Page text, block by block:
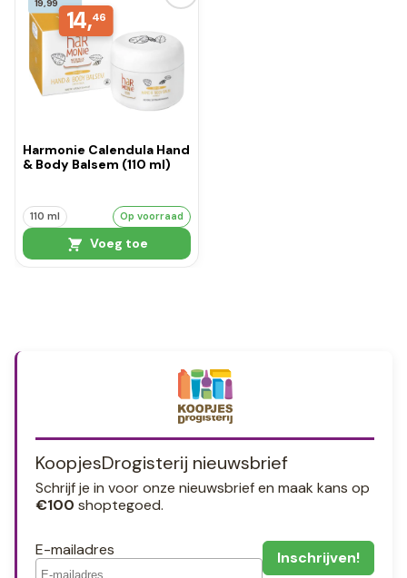
14,46
Harmonie Calendula Hand
& Body Balsem (110 ml)
110 ml Op voorraad
Voeg toe
KoopjesDrogisterij nieuwsbrief
Schrijf je in voor onze nieuwsbrief en maak kans op
€100 shoptegoed.
E-mailadres